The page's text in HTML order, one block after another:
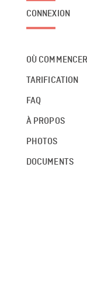
CONNEXION
OÙ COMMENCER
TARIFICATION
FAQ
À PROPOS
PHOTOS
DOCUMENTS